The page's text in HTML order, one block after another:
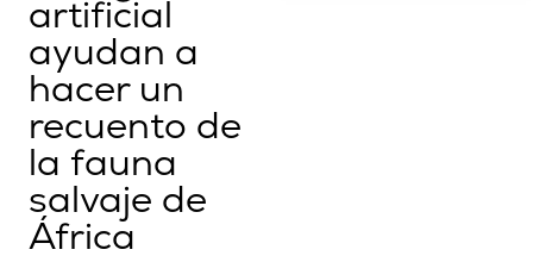
artificial
ayudan a
hacer un
recuento de
la fauna
salvaje de
África